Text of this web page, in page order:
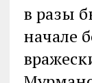
в разы
начале